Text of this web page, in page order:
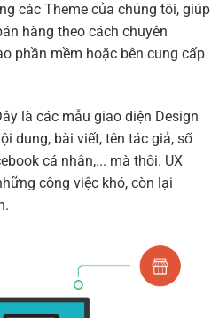
các Theme của chúng tôi, giúp
hàng theo cách chuyên
phần mềm hoặc bên cung cấp
là các mẫu giao diện Design
dung, bài viết, tên tác giả, số
cá nhân,... mà thôi. UX
công việc khó, còn lại